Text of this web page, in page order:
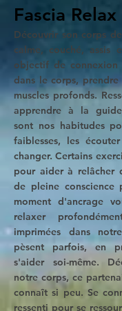
Fascia Relax
Découvrir son corps
calme, couché, assis
objectif de connexion
dans le corps, prendre
muscles profonds.
apprendre à la
sont nos habitudes
faiblesses, les
changer. Certains
pour aider à relâcher
de pleine conscience
moment d'ancrage
relaxer
imprimées dans
pèsent parfois, en
s'aider soi-même.
notre corps, ce
connaît si peu. Se
ressenti pour se